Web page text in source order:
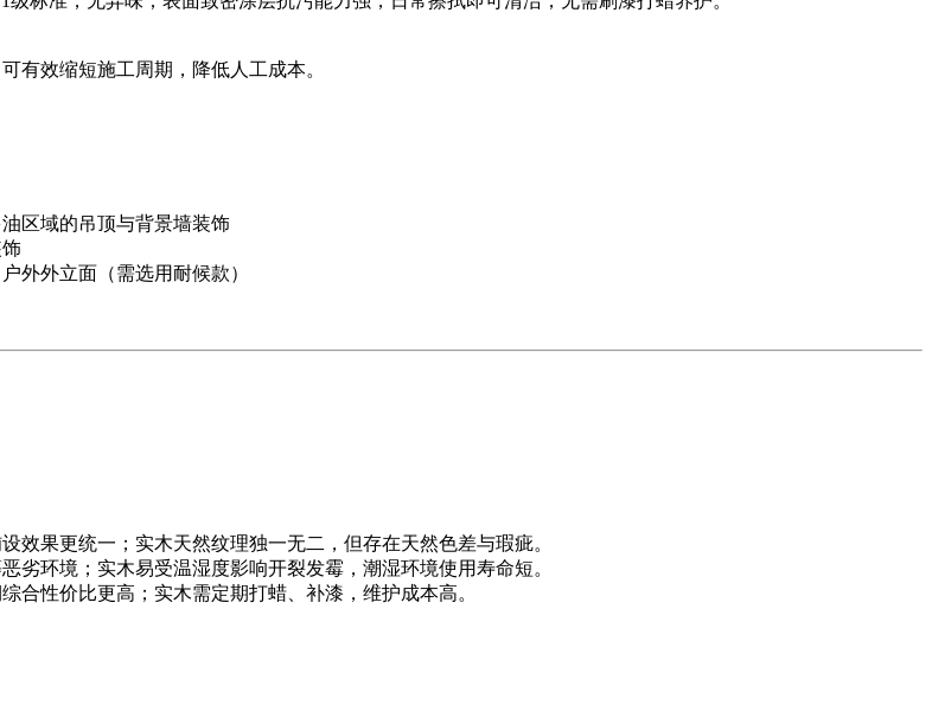
有效缩短施工周期，降低人工成本。
区域的吊顶与背景墙装饰
外外立面（需选用耐候款）
果更统一；实木天然纹理独一无二，但存在天然色差与瑕疵。
环境；实木易受温湿度影响开裂发霉，潮湿环境使用寿命短。
合性价比更高；实木需定期打蜡、补漆，维护成本高。